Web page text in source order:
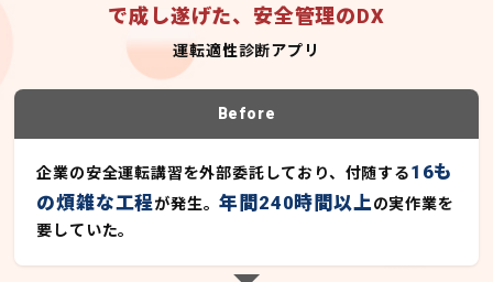
で成し遂げた、安全管理のDX
運転適性診断アプリ
Before
企業の安全運転講習を外部委託しており、付随する16も
の煩雑な工程が発生。年間240時間以上の実作業を
要していた。